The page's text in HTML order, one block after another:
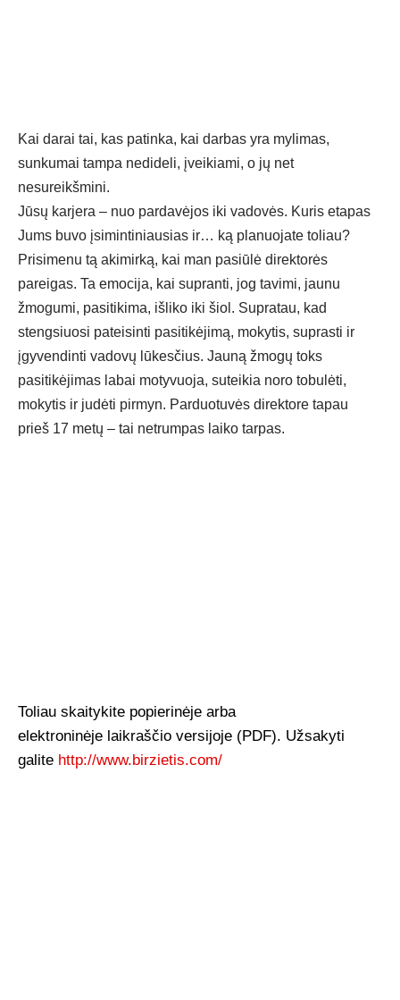
Kai darai tai, kas patinka, kai darbas yra mylimas,
sunkumai tampa nedideli, įveikiami, o jų net
nesureikšmini.
Jūsų karjera – nuo pardavėjos iki vadovės. Kuris etapas
Jums buvo įsimintiniausias ir… ką planuojate toliau?
Prisimenu tą akimirką, kai man pasiūlė direktorės
pareigas. Ta emocija, kai supranti, jog tavimi, jaunu
žmogumi, pasitikima, išliko iki šiol. Supratau, kad
stengsiuosi pateisinti pasitikėjimą, mokytis, suprasti ir
įgyvendinti vadovų lūkesčius. Jauną žmogų toks
pasitikėjimas labai motyvuoja, suteikia noro tobulėti,
mokytis ir judėti pirmyn. Parduotuvės direktore tapau
prieš 17 metų – tai netrumpas laiko tarpas.
Toliau skaitykite popierinėje arba
elektroninėje laikraščio versijoje (PDF). Užsakyti
galite http://www.birzietis.com/